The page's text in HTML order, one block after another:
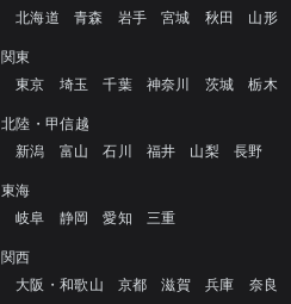
北海道
青森 岩手 宮城 秋田 山形
関東
東京
埼玉 千葉 神奈川 茨城 栃木
北陸・甲信越
新潟
富山 石川 福井 山梨 長野
東海
岐阜
静岡 愛知 三重
関西
大阪・和歌山
京都 滋賀 兵庫 奈良